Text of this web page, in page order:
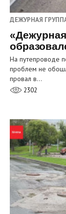
ДЕЖУРНАЯ
На путепроводе
проблем не
провал в…
2302